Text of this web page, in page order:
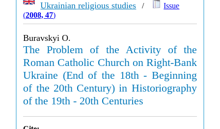
Ukrainian religious studies /
Issue
(2008, 47)
Buravskyi O.
The Problem of the Activity of the
Roman Catholic Church on Right-Bank
Ukraine (End of the 18th - Beginning
of the 20th Century) in Historiography
of the 19th - 20th Centuries